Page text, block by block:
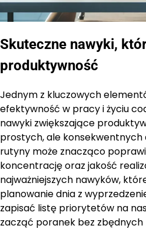
Skuteczne nawyki,
produktywność
Jednym z kluczowych
efektywność w pracy i życiu
nawyki zwiększające
prostych, ale konsekwentnych
rutyny może znacząco
koncentrację oraz jakość
najważniejszych nawyków,
planowanie dnia z
zapisać listę priorytetów na
zacząć poranek bez zbędnych